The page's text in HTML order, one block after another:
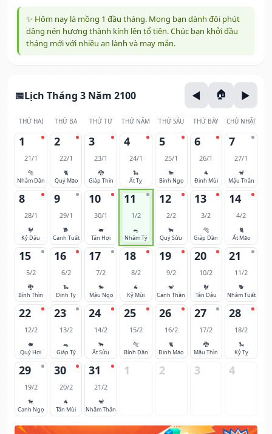
✨ Hôm nay là mồng 1 đầu tháng. Mong bạn dành đôi phút
dâng nén hương thành kính lên tổ tiên. Chúc bạn khởi đầu
tháng mới với nhiều an lành và may mắn.
Lịch Tháng 3 Năm 2100
THỨ HAI THỨ BA THỨ TƯ THỨ NĂM THỨ SÁU THỨ BẢY CHỦ NHẬT
1
21/1
🐅
Nhâm Dần
2
22/1
🐈
Quý Mão
3
23/1
🐉
Giáp Thìn
4
24/1
🐍
Ất Tỵ
5
25/1
🐎
Bính Ngọ
6
26/1
🐐
Đinh Mùi
7
27/1
🐒
Mậu Thân
8
28/1
🐓
Kỷ Dậu
9
29/1
🐕
Canh Tuất
10
30/1
🐖
Tân Hợi
11
1/2
🐀
Nhâm Tý
12
2/2
🐂
Quý Sửu
13
3/2
🐅
Giáp Dần
14
4/2
🐈
Ất Mão
15
5/2
🐉
Bính Thìn
16
6/2
🐍
Đinh Tỵ
17
7/2
🐎
Mậu Ngọ
18
8/2
🐐
Kỷ Mùi
19
9/2
🐒
Canh Thân
20
10/2
🐓
Tân Dậu
21
11/2
🐕
Nhâm Tuất
22
12/2
🐖
Quý Hợi
23
13/2
🐀
Giáp Tý
24
14/2
🐂
Ất Sửu
25
15/2
🐅
Bính Dần
26
16/2
🐈
Đinh Mão
27
17/2
🐉
Mậu Thìn
28
18/2
🐍
Kỷ Tỵ
29
19/2
🐎
Canh Ngọ
30
20/2
🐐
Tân Mùi
31
21/2
🐒
Nhâm Thân
1 2 3 4